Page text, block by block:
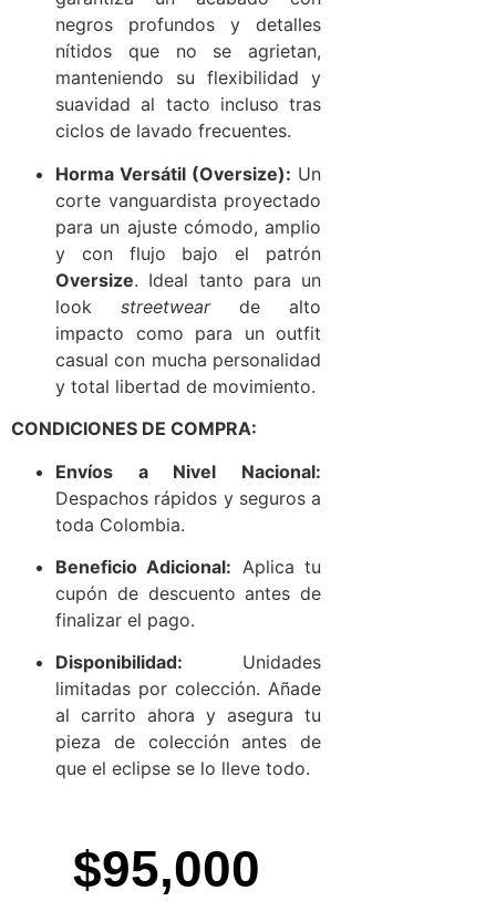
negros profundos y detalles
nítidos que no se agrietan,
manteniendo su flexibilidad y
suavidad al tacto incluso tras
ciclos de lavado frecuentes.
Horma Versátil (Oversize): Un
corte vanguardista proyectado
para un ajuste cómodo, amplio
y con flujo bajo el patrón
Oversize. Ideal tanto para un
look streetwearde alto
impacto como para un outfit
casual con mucha personalidad
y total libertad de movimiento.
CONDICIONES DE COMPRA:
Envíos a Nivel Nacional:
Despachos rápidos y seguros a
toda Colombia.
Beneficio Adicional: Aplica tu
cupón de descuento antes de
finalizar el pago.
Disponibilidad: Unidades
limitadas por colección. Añade
al carrito ahora y asegura tu
pieza de colección antes de
que el eclipse se lo lleve todo.
$95,000